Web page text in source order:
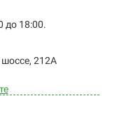
до 18:00.
шоссе, 212А